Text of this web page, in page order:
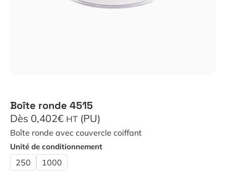
Boîte ronde 4515
Dès 0,402€ HT (PU)
Boîte ronde avec couvercle coiffant
Unité de conditionnement
250 1000